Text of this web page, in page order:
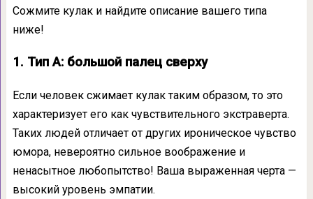
Сожмите кулак и найдите описание вашего типа
ниже!
1. Тип A: большой палец сверху
Если человек сжимает кулак таким образом, то это
характеризует его как чувствительного экстраверта.
Таких людей отличает от других ироническое чувство
юмора, невероятно сильное воображение и
ненасытное любопытство! Ваша выраженная черта —
высокий уровень эмпатии.